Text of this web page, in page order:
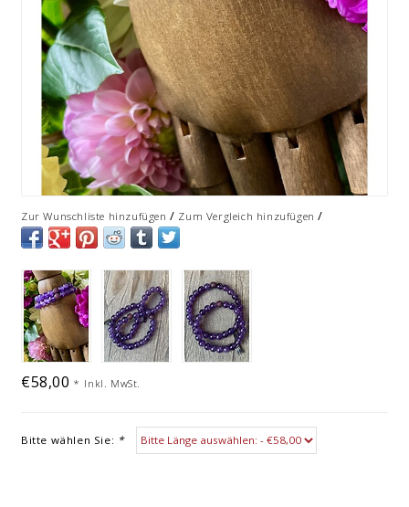
Zur Wunschliste hinzufügen / Zum Vergleich hinzufügen /
€58,00* Inkl. MwSt.
Bitte wählen Sie: *